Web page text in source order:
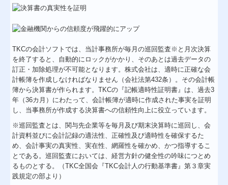
TKCの会計ソフトでは、当計事務所が毎月の巡回監査※と月次決算
を終了すると、自動的にロックがかかり、そのあとは過去データの
訂正・加除処理が不可能となります。株式会社は、適時に正確な会
計帳簿を作成しなければなりません（会社法第432条）。その会計帳
簿から決算書が作られます。TKCの『記帳適時性証明書』は、過去3
年（36カ月）にわたって、会計帳簿が適時に作成された事実を証明
し、当事務所が作成する決算書への信頼性向上に役立っています。
※巡回監査とは、関与先企業等を毎月及び期末決算時に巡回し、会
計資料並びに会計記録の適法性、正確性及び適時性を確保するた
め、会計事実の真実性、実在性、網羅性を確かめ、かつ指導するこ
とである。巡回監査においては、経営方針の健全性の吟味につとめ
るものとする。（TKC全国会『TKC会計人の行動基準書』第３章実
践規定の部より）